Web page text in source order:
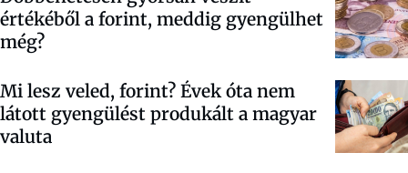
értékéből a forint, meddig gyengülhet
még?
Mi lesz veled, forint? Évek óta nem
látott gyengülést produkált a magyar
valuta